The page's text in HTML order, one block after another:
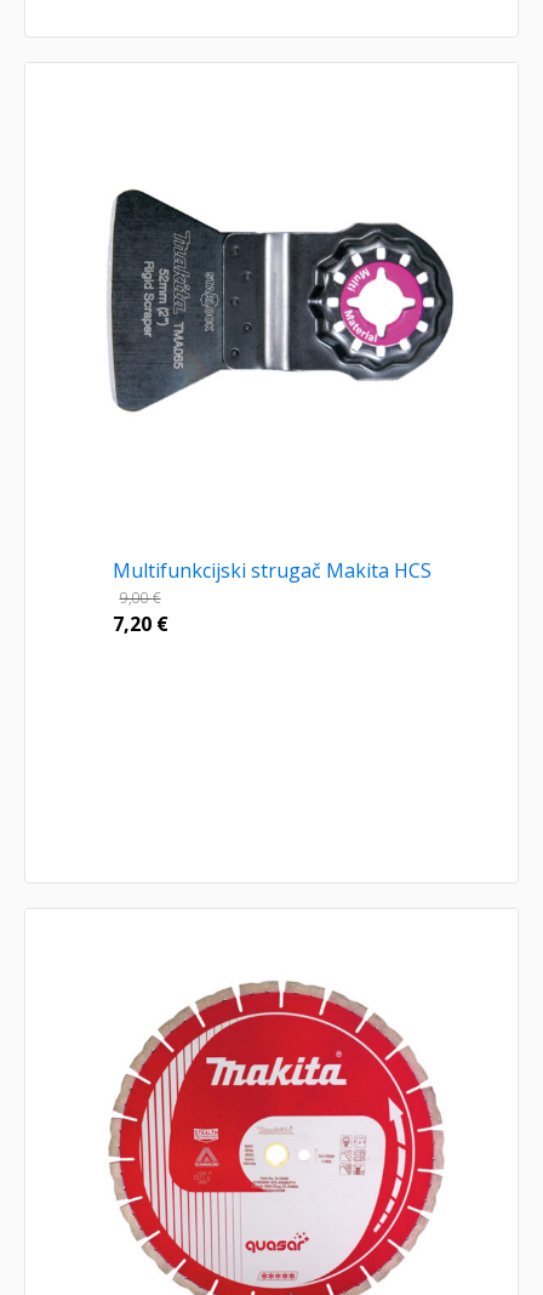
Multifunkcijski strugač Makita HCS
9,00€
7,20 €